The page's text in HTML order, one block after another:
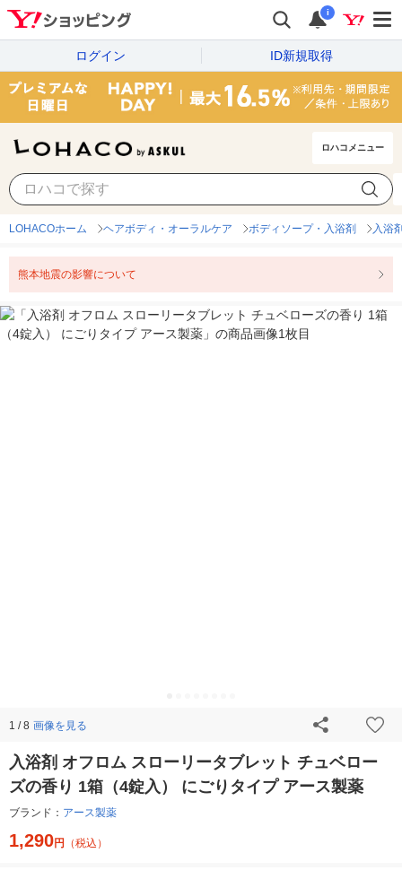
i
ログイン ID新規取得
ロハコメニュー
LOHACOホーム ヘアボディ・オーラルケア ボディソープ・入浴剤 入浴
熊本地震の影響について
1 / 8 画像を見る
入浴剤 オフロム スローリータブレット チュベロー
ズの香り 1箱（4錠入） にごりタイプ アース製薬
ブランド： アース製薬
1,290円 （税込）